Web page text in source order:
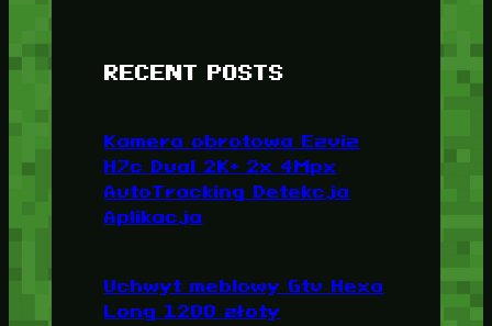
RECENT POSTS
Kamera obrotowa Ezviz
H7c Dual 2K+ 2x 4Mpx
AutoTracking Detekcja
Aplikacja
Uchwyt meblowy Gtv Hexa
Long 1200 złoty